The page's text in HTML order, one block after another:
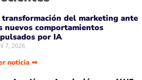
transformación del marketing ante
nuevos comportamientos
por IA
7, 2026
noticia ➡